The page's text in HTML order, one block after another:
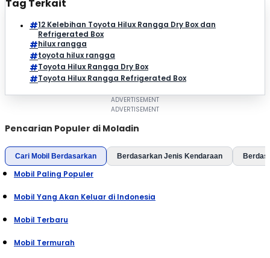
Tag Terkait
12 Kelebihan Toyota Hilux Rangga Dry Box dan
Refrigerated Box
hilux rangga
toyota hilux rangga
Toyota Hilux Rangga Dry Box
Toyota Hilux Rangga Refrigerated Box
Pencarian Populer di Moladin
Cari Mobil Berdasarkan Berdasarkan Jenis Kendaraan
Mobil Paling Populer
Mobil Yang Akan Keluar di Indonesia
Mobil Terbaru
Mobil Termurah